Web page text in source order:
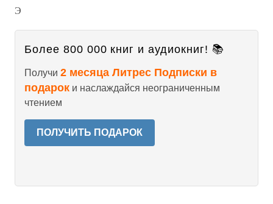
Э
Более 800 000 книг и аудиокниг! 📚
Получи 2 месяца Литрес Подписки в
подарок и наслаждайся неограниченным
чтением
ПОЛУЧИТЬ ПОДАРОК